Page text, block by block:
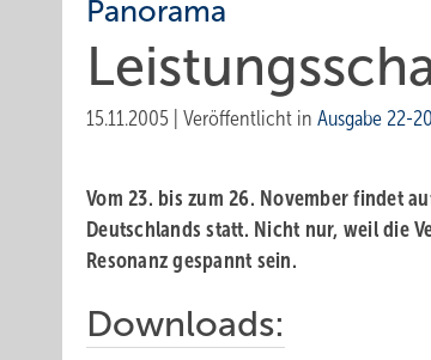
Panorama
15.11.2005 Veröffentlicht in Ausgabe 22-
Vom 23. bis zum 26. November findet
Deutschlands statt. Nicht nur, weil die
Resonanz gespannt sein.
Downloads: